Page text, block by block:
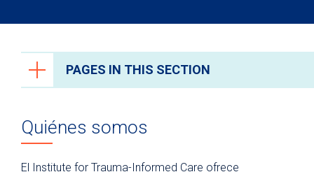
PAGES IN THIS SECTION
Community Health Outreach
Quiénes somos
El Institute for Trauma-Informed Care ofrece